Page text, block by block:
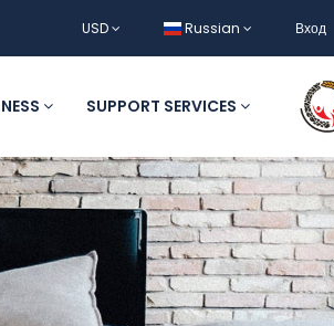
USD Russian Вход
SUPPORT SERVICES